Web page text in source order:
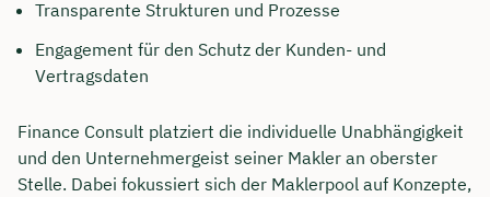
Transparente Strukturen und Prozesse
Engagement für den Schutz der Kunden- und
Vertragsdaten
Finance Consult platziert die individuelle Unabhängigkeit
und den Unternehmergeist seiner Makler an oberster
Stelle. Dabei fokussiert sich der Maklerpool auf Konzepte,